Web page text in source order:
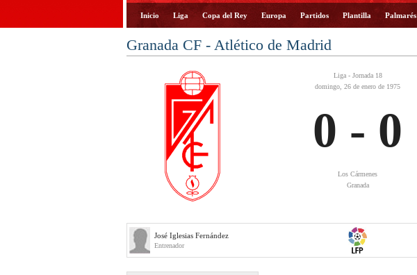
Inicio Liga Copa del Rey Europa Partidos Plantilla Palmarés
Granada CF - Atlético de Madrid
Liga - Jornada 18
domingo, 26 de enero de 1975
0 - 0
Los Cármenes
Granada
José Iglesias Fernández
Entrenador